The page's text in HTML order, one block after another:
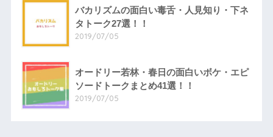
バカリズムの面白い毒舌・人見知り・下ネ
タトーク27選！！
2019/07/05
オードリー若林・春日の面白いボケ・エピ
ソードトークまとめ41選！！
2019/07/05